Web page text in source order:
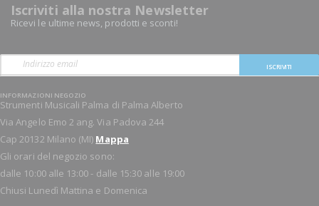
Iscriviti alla nostra Newsletter
Ricevi le ultime news, prodotti e sconti!
ISCRIVITI
INFORMAZIONI NEGOZIO
Strumenti Musicali Palma di Palma Alberto
Via Angelo Emo 2 ang. Via Padova 244
Cap 20132 Milano (MI) Mappa
Gli orari del negozio sono:
dalle 10:00 alle 13:00 - dalle 15:30 alle 19:00
Chiusi Lunedì Mattina e Domenica